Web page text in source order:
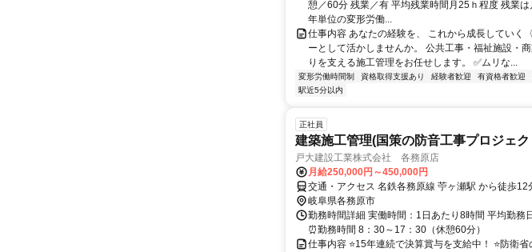
憩／60分 残業／有 平均残業時間月25ｈ程度 残業
年単位の変形労働...
仕事内容 あなたの経験を、 これから成長していく
ーとして活かしませんか。 公共工事・福祉施設・
りを支える施工管理をお任せします。 ✅ムリな...
変形労働時間制 資格取得支援あり 経験者歓迎 有資格者歓迎
駅近5分以内
正社員
建築施工管理(国策の防音工事プロジェク
戸大建設工業株式会社 各務原店
月給250,000円～450,000円
交通・アクセス 名鉄各務原線 苧ヶ瀬駅 から徒歩12
岐阜県各務原市
勤務時間詳細 実働時間：1日あたり8時間 平均勤務
⏰勤務時間 8：30～17：30（休憩60分）
仕事内容 ⭐15年連続で決算賞与を支給中！ ⭐防衛